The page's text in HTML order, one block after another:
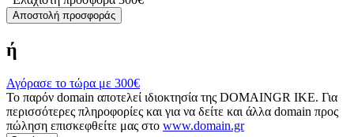
Αποστολή προσφοράς
ή
Αγόρασε το τώρα με 300€
Το παρόν domain αποτελεί ιδιοκτησία της DOMAINGR ΙΚΕ. Για
περισσότερες πληροφορίες και για να δείτε και άλλα domain προς
πώληση επισκεφθείτε μας στο www.domain.gr